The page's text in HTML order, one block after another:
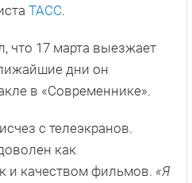
ТАСС.
что 17 марта выезжает
дни он
в «Современнике».
с телеэкранов.
как
и качеством фильмов. «Я